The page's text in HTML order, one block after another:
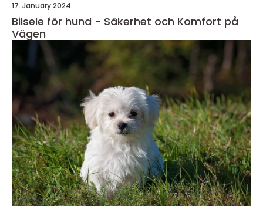
17. January 2024
Bilsele för hund - Säkerhet och Komfort på
Vägen